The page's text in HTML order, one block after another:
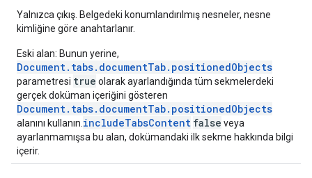
Yalnızca çıkış. Belgedeki konumlandırılmış nesneler, nesne
kimliğine göre anahtarlanır.
Eski alan: Bunun yerine,
Document.tabs.documentTab.positionedObjects
parametresi true olarak ayarlandığında tüm sekmelerdeki
gerçek doküman içeriğini gösteren
Document.tabs.documentTab.positionedObjects
alanını kullanın. includeTabsContent false veya
ayarlanmamışsa bu alan, dokümandaki ilk sekme hakkında bilgi
içerir.